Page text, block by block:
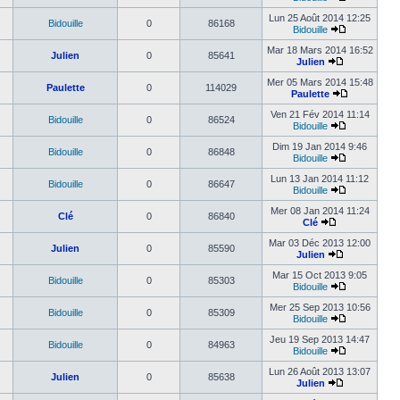
Bidouille 0 86168
Lun 25 Août 2014 12:25
Bidouille
Julien 0 85641
Mar 18 Mars 2014 16:52
Julien
Paulette 0 114029
Mer 05 Mars 2014 15:48
Paulette
Bidouille 0 86524
Ven 21 Fév 2014 11:14
Bidouille
Bidouille 0 86848
Dim 19 Jan 2014 9:46
Bidouille
Bidouille 0 86647
Lun 13 Jan 2014 11:12
Bidouille
Clé 0 86840
Mer 08 Jan 2014 11:24
Clé
Julien 0 85590
Mar 03 Déc 2013 12:00
Julien
Bidouille 0 85303
Mar 15 Oct 2013 9:05
Bidouille
Bidouille 0 85309
Mer 25 Sep 2013 10:56
Bidouille
Bidouille 0 84963
Jeu 19 Sep 2013 14:47
Bidouille
Julien 0 85638
Lun 26 Août 2013 13:07
Julien